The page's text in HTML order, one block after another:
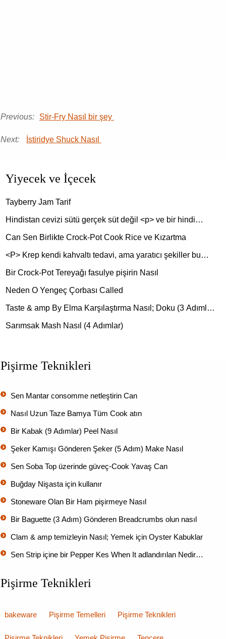
Previous: Stir-Fry Nasıl bir şey
Next: İstiridye Shuck Nasıl
Yiyecek ve İçecek
Tayberry Jam Tarif
Hindistan cevizi sütü gerçek süt değil <p> ve bir hindi…
Can Sen Birlikte Crock-Pot Cook Rice ve Kızartma
<P> Krep kendi kahvaltı tedavi, ama yaratıcı şekiller bu…
Bir Crock-Pot Tereyağı fasulye pişirin Nasıl
Neden O Yengeç Çorbası Called
Taste & amp By Elma Karşılaştırma Nasıl; Doku (3 Adıml…
Sarımsak Mash Nasıl (4 Adımlar)
Pişirme Teknikleri
Sen Mantar consomme netleştirin Can
Nasıl Uzun Taze Bamya Tüm Cook atın
Bir Kabak (9 Adımlar) Peel Nasıl
Şeker Kamışı Gönderen Şeker (5 Adım) Make Nasıl
Sen Soba Top üzerinde güveç-Cook Yavaş Can
Buğday Nişasta için kullanır
Stoneware Olan Bir Ham pişirmeye Nasıl
Bir Baguette (3 Adım) Gönderen Breadcrumbs olun nasıl
Clam & amp temizleyin Nasıl; Yemek için Oyster Kabuklar
Sen Strip içine bir Pepper Kes When It adlandırılan Nedir…
Pişirme Teknikleri
bakeware Pişirme Temelleri Pişirme Teknikleri